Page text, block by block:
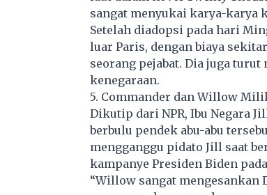
sangat menyukai karya-karya
Setelah diadopsi pada hari
luar Paris, dengan biaya
seorang pejabat. Dia juga
kenegaraan.
5. Commander dan Willow
Dikutip dari NPR, Ibu Negara
berbulu pendek abu-abu
mengganggu pidato Jill saat
kampanye Presiden Biden
“Willow sangat mengesankan